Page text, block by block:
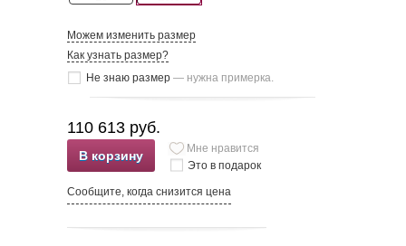
Можем изменить размер
Как узнать размер?
Не знаю размер — нужна примерка.
110 613 руб.
В корзину
Мне нравится
Это в подарок
Сообщите, когда снизится цена